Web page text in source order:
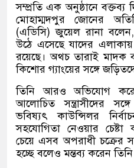
সম্প্রতি এক অনুষ্ঠানে বক্তব্য
মোহাম্মদপুর জোনের
(এডিসি) জুয়েল রানা
উঠে এসেছে যাদের
রয়েছে। অথচ তারাই মাদক
কিশোর গ্যাংয়ের সঙ্গে
তিনি আরও অভিযোগ
আলোচিত সন্ত্রাসীদের
ভবিষ্যৎ কাউন্সিলর
সহযোগিতা নেওয়ার
চেয়ে এসব অপরাধী চক্রের
হচ্ছে বলেও মন্তব্য করেন